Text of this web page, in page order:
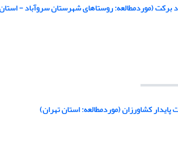
برکت (موردمطالعه: روستاهای شهرستان سروآباد -
کشاورزان (موردمطالعه: استان تهران)